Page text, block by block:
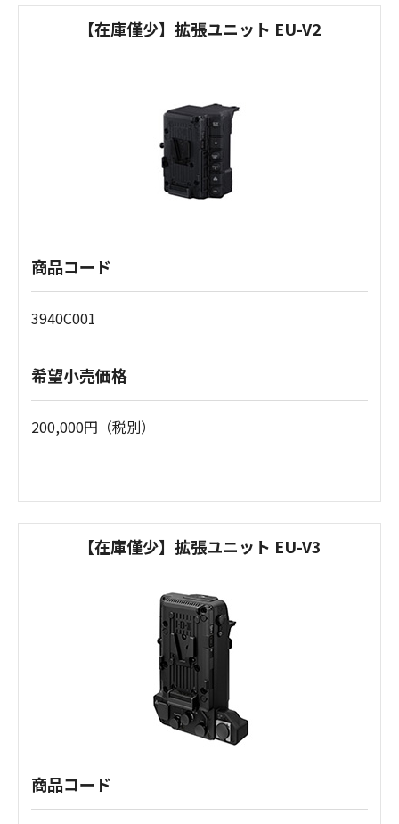
【在庫僅少】拡張ユニット EU-V2
商品コード
3940C001
希望小売価格
200,000円（税別）
【在庫僅少】拡張ユニット EU-V3
商品コード